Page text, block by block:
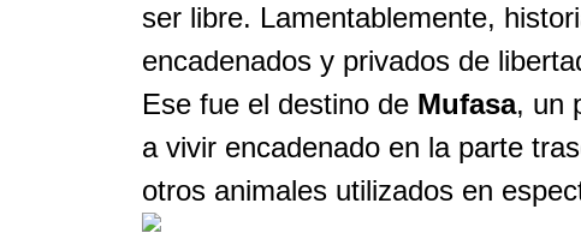
ser libre. Lamentablemente,
encadenados y privados de
Ese fue el destino de Mufasa, un
a vivir encadenado en la parte
otros animales utilizados en